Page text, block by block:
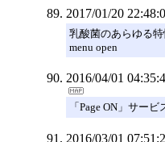
2017/01/20
乳酸菌のあらゆる特
menu open
2016/04/01
「Page ON」サー
2016/03/01